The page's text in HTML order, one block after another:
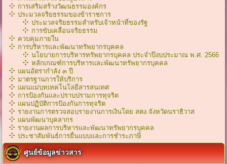
การเสริมสร้างวัฒนธรรมองค์กร
ประมวลจริยธรรมของข้าราชการ
ประมวลจริยธรรมสำหรับเจ้าหน้าที่ของรัฐ
การขับเคลื่อนจริยธรรม
ควบคุมภายใน
การบริหารและพัฒนาทรัพยากรบุคคล
นโยบายการบริหารทรัพยากรบุคคล ประจำปีงบประมาณ พ.ศ. 2566
หลักเกณฑ์การบริหารเเละพัฒนาทรัพยากรบุคคล
แผนอัตรากำลัง ๓ ปี
มาตรฐานการให้บริการ
แผนแม่บทเทคโนโลยีสารสนเทศ
การป้องกันและปราบปรามการทุจริต
แผนปฏิบัติการป้องกันการทุจริต
รายงานการตรวจสอบรายงานการเงินโดย สตง.จังหวัดนราธิวาส
แผนพัฒนาบุคลากร
รายงานผลการบริหารและพัฒนาทรัพยากรบุคคล
ประชาสัมพันธ์การยื่นแบบและการชำระภาษี
ศูนย์ข้อมูลข่าวสาร